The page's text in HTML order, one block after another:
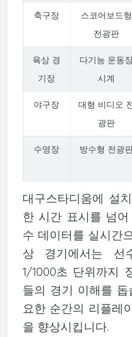
축구장
스코어보드형
전광판
육상 경
기장
다기능 운동
시계
야구장
대형 비디오
광판
수영장 방수형 전광
대구스타디움에 설
한 시간 표시를 넘
수 데이터를 실시간
상 경기에서는 선
1/1000초 단위까지
들의 경기 이해를
요한 순간의 리플레
을 향상시킵니다.